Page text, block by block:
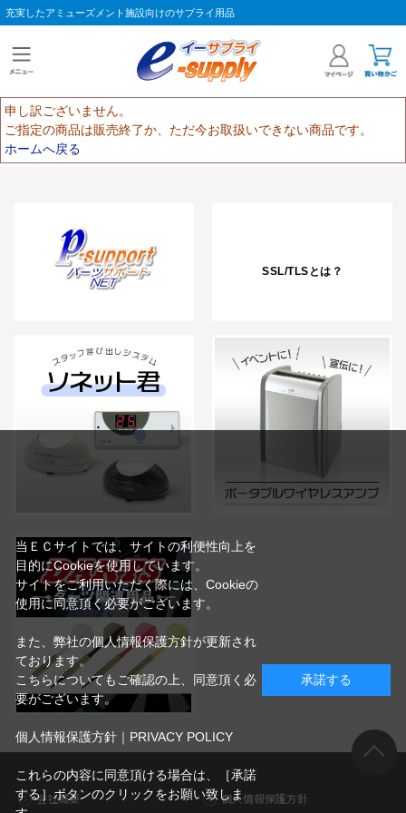
充実したアミューズメント施設向けのサプライ用品
申し訳ございません。
ご指定の商品は販売終了か、ただ今お取扱いできない商品です。
ホームへ戻る
SSL/TLSとは？
会社概要 個人情報保護方針
当ＥＣサイトでは、サイトの利便性向上を
目的にCookieを使用しています。
サイトをご利用いただく際には、Cookieの
使用に同意頂く必要がございます。
また、弊社の個人情報保護方針が更新され
ております。
こちらについてもご確認の上、同意頂く必
要がございます。
個人情報保護方針｜PRIVACY POLICY
これらの内容に同意頂ける場合は、［承諾
する］ボタンのクリックをお願い致しま
承諾する